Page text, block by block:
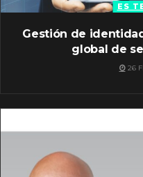
ES
Gestión de
global de
26